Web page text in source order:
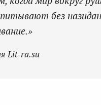
без
Lit-ra.su